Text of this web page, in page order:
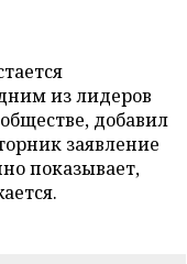
из лидеров
добавил
заявление
показывает,